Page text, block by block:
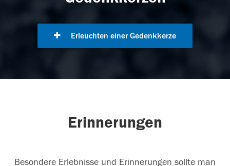
Erleuchten einer Gedenkkerze
Erinnerungen
Besondere Erlebnisse und Erinnerungen sollte man